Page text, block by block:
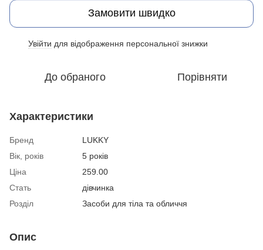
Замовити швидко
Увійти для відображення персональної знижки
До обраного Порівняти
Характеристики
Бренд
LUKKY
Вік, років
5 років
Ціна
259.00
Стать
дівчинка
Розділ
Засоби для тіла та обличчя
Опис